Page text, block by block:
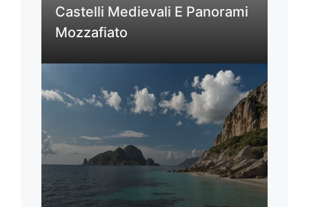
Castelli Medievali E Panorami
Mozzafiato